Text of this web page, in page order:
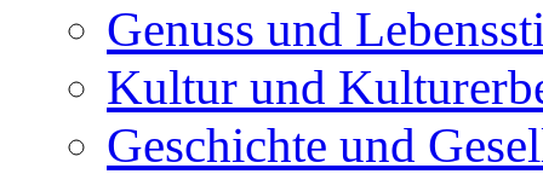
Genuss und
Kultur und
Geschichte und